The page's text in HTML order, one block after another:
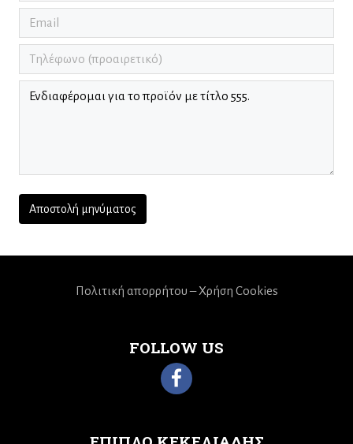
FOLLOW US
Πολιτική απορρήτου – Χρήση Cookies